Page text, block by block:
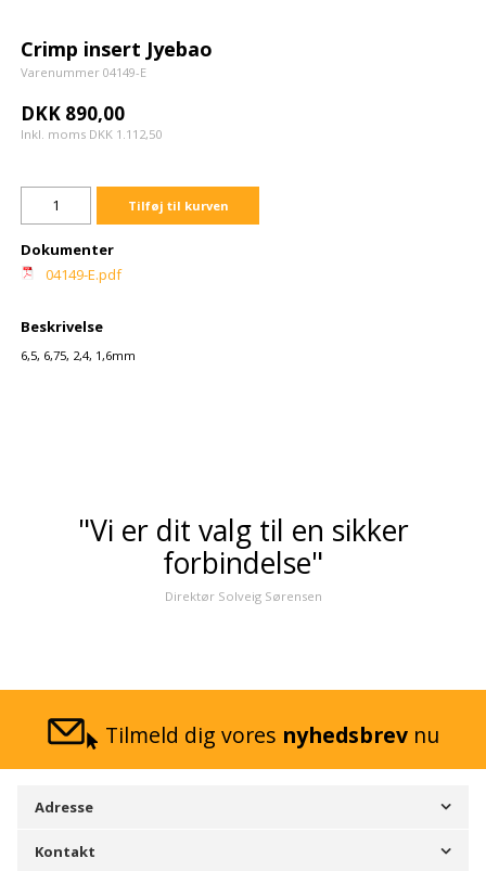
Crimp insert Jyebao
Varenummer 04149-E
DKK 890,00
Inkl. moms DKK 1.112,50
Tilføj til kurven
Dokumenter
04149-E.pdf
Beskrivelse
6,5, 6,75, 2,4, 1,6mm
"Vi er dit valg til en sikker
forbindelse"
Direktør Solveig Sørensen
Tilmeld dig vores nyhedsbrev nu
Adresse
Kontakt